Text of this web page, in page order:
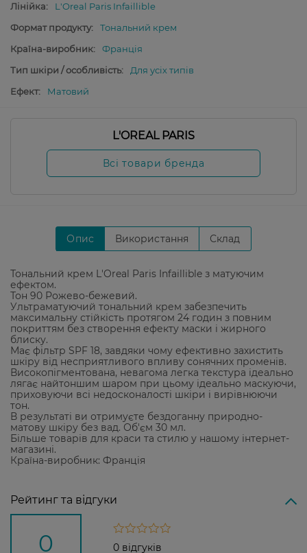
Лінійка:
L'Oreal Paris Infaillible
Формат продукту:
Тональний крем
Країна-виробник:
Франція
Тип шкіри / особливість:
Для усіх типів
Ефект:
Матовий
L'OREAL PARIS
Всі товари бренда
Опис Використання Склад
Тональний крем L'Oreal Paris Infaillible з матуючим
ефектом.
Тон 90 Рожево-бежевий.
Ультраматуючий тональний крем забезпечить
максимальну стійкість протягом 24 годин з повним
покриттям без створення ефекту маски і жирного
блиску.
Має фільтр SPF 18, завдяки чому ефективно захистить
шкіру від несприятливого впливу сонячних променів.
Високопігментована, невагома легка текстура ідеально
лягає найтоншим шаром при цьому ідеально маскуючи,
приховуючи всі недосконалості шкіри і вирівнюючи
тон.
В результаті ви отримуєте бездоганну природно-
матову шкіру без вад. Об'єм 30 мл.
Більше товарів для краси та стилю у нашому інтернет-
магазині.
Країна-виробник: Франція
Рейтинг та відгуки
0 0 відгуків